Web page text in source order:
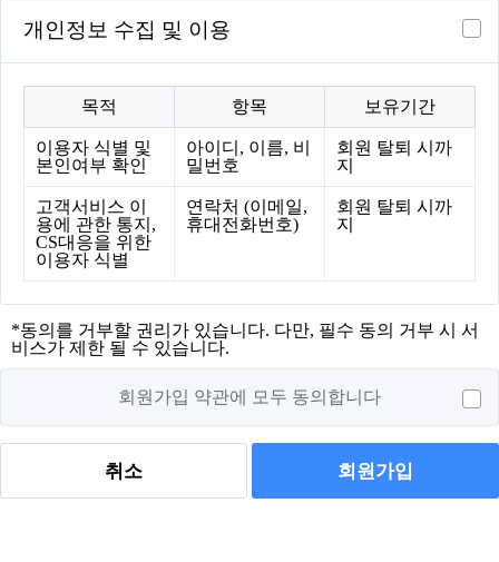
개인정보 수집 및 이용
목적 항목 보유기간
이용자 식별 및
본인여부 확인
아이디, 이름, 비
밀번호
회원 탈퇴 시까
지
고객서비스 이
용에 관한 통지,
CS대응을 위한
이용자 식별
연락처 (이메일,
휴대전화번호)
회원 탈퇴 시까
지
*동의를 거부할 권리가 있습니다. 다만, 필수 동의 거부 시 서
비스가 제한 될 수 있습니다.
회원가입 약관에 모두 동의합니다
취소 회원가입